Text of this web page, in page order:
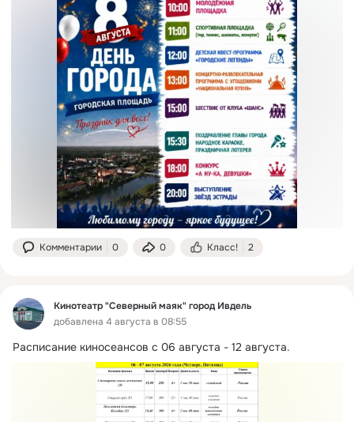
Комментарии 0 0 Класс! 2
Кинотеатр "Северный маяк" город Ивдель
добавлена 4 августа в 08:55
Расписание киносеансов с 06 августа - 12 августа.